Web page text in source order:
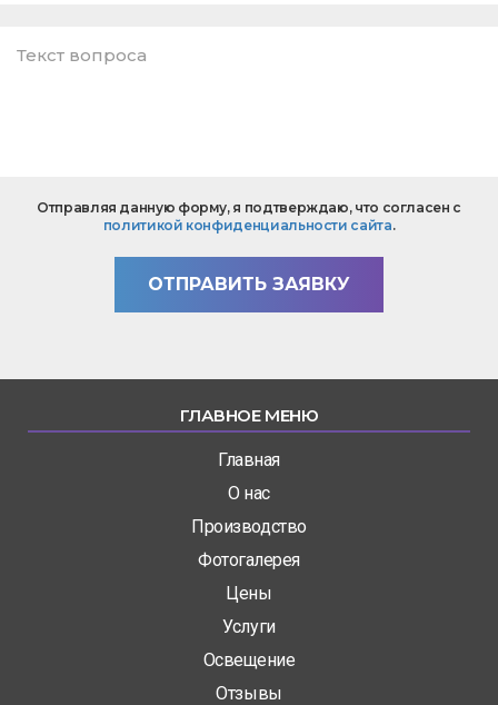
mail
вопроса
Отправляя данную форму, я подтверждаю, что согласен с
политикой конфиденциальности сайта.
ОТПРАВИТЬ ЗАЯВКУ
ГЛАВНОЕ МЕНЮ
Главная
О нас
Производство
Фотогалерея
Цены
Услуги
Освещение
Отзывы